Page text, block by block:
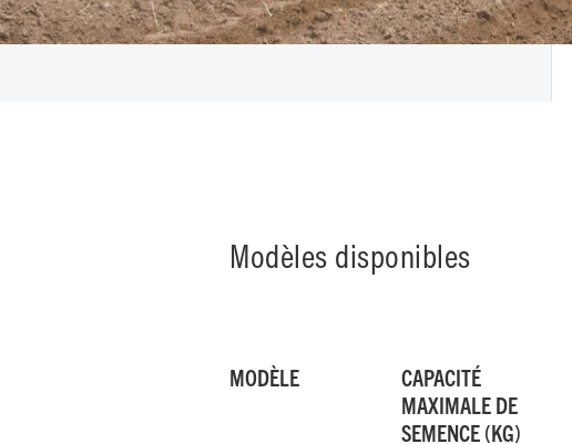
Modèles disponibles
MODÈLE
CAPACITÉ
MAXIMALE DE
SEMENCE (KG)